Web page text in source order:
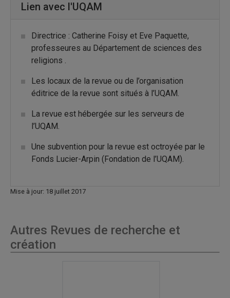
Lien avec l'UQAM
Directrice : Catherine Foisy et Eve Paquette,
professeures au Département de sciences des
religions .
Les locaux de la revue ou de l’organisation
éditrice de la revue sont situés à l’UQAM.
La revue est hébergée sur les serveurs de
l’UQAM.
Une subvention pour la revue est octroyée par le
Fonds Lucier-Arpin (Fondation de l’UQAM).
Mise à jour: 18 juillet 2017
Autres Revues de recherche et
création